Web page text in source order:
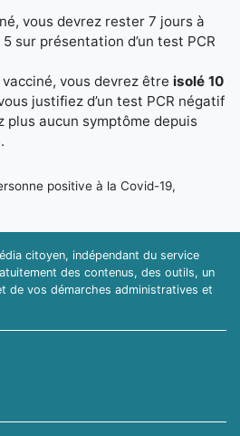
vous devrez rester 7 jours à
sur présentation d’un test PCR
vacciné, vous devrez être isolé 10
justifiez d’un test PCR négatif
plus aucun symptôme depuis
positive à la Covid-19,
citoyen, indépendant du service
des contenus, des outils, un
de vos démarches administratives et